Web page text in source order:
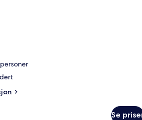
personer
Se